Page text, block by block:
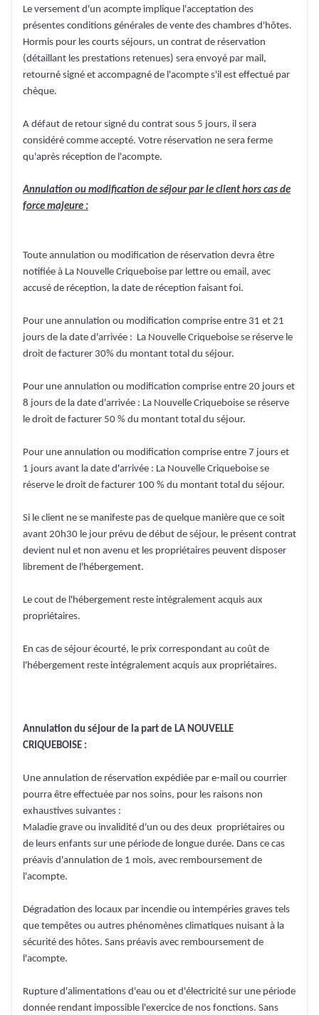
Le versement d'un acompte implique l'acceptation des
présentes conditions générales de vente des chambres d'hôtes.
Hormis pour les courts séjours, un contrat de réservation
(détaillant les prestations retenues) sera envoyé par mail,
retourné signé et accompagné de l'acompte s'il est effectué par
chèque.
A défaut de retour signé du contrat sous 5 jours, il sera
considéré comme accepté. Votre réservation ne sera ferme
qu'après réception de l'acompte.
Annulation ou modification de séjour par le client hors cas de
force majeure :
Toute annulation ou modification de réservation devra être
notifiée à La Nouvelle Criqueboise par lettre ou email, avec
accusé de réception, la date de réception faisant foi.
Pour une annulation ou modification comprise entre 31 et 21
jours de la date d'arrivée : La Nouvelle Criqueboise se réserve le
droit de facturer 30% du montant total du séjour.
Pour une annulation ou modification comprise entre 20 jours et
8 jours de la date d'arrivée : La Nouvelle Criqueboise se réserve
le droit de facturer 50 % du montant total du séjour.
Pour une annulation ou modification comprise entre 7 jours et
1 jours avant la date d'arrivée : La Nouvelle Criqueboise se
réserve le droit de facturer 100 % du montant total du séjour.
Si le client ne se manifeste pas de quelque manière que ce soit
avant 20h30 le jour prévu de début de séjour, le présent contrat
devient nul et non avenu et les propriétaires peuvent disposer
librement de l'hébergement.
Le cout de l'hébergement reste intégralement acquis aux
propriétaires.
En cas de séjour écourté, le prix correspondant au coût de
l'hébergement reste intégralement acquis aux propriétaires.
Annulation du séjour de la part de LA NOUVELLE
CRIQUEBOISE :
Une annulation de réservation expédiée par e-mail ou courrier
pourra être effectuée par nos soins, pour les raisons non
exhaustives suivantes :
Maladie grave ou invalidité d'un ou des deux propriétaires ou
de leurs enfants sur une période de longue durée. Dans ce cas
préavis d'annulation de 1 mois, avec remboursement de
l'acompte.
Dégradation des locaux par incendie ou intempéries graves tels
que tempêtes ou autres phénomènes climatiques nuisant à la
sécurité des hôtes. Sans préavis avec remboursement de
l'acompte.
Rupture d'alimentations d'eau ou et d'électricité sur une période
donnée rendant impossible l'exercice de nos fonctions. Sans